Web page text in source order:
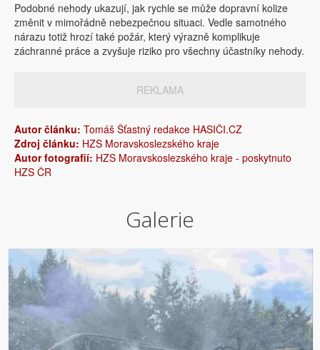
Podobné nehody ukazují, jak rychle se může dopravní kolize
změnit v mimořádně nebezpečnou situaci. Vedle samotného
nárazu totiž hrozí také požár, který výrazně komplikuje
záchranné práce a zvyšuje riziko pro všechny účastníky nehody.
REKLAMA
Autor článku: Tomáš Šťastný redakce HASIČI.CZ
Zdroj článku: HZS Moravskoslezského kraje
Autor fotografií: HZS Moravskoslezského kraje - poskytnuto
HZS ČR
Galerie